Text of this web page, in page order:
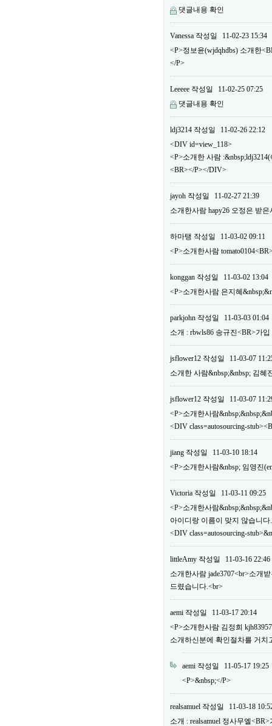
댓글내용 확인
Vanessa 작성일
11-02-23 15:34
<P>정보윤(wjdqhdbs) 소개한
</P>
Leeeee 작성일
11-02-25 07:25
댓글내용 확인
ldj3214 작성일
11-02-26 22:12
<DIV id=view_118>
<P>소개한 사람
<BR></P></DIV>
jayoh 작성일
11-02-27 21:39
소개한사람 hapy26 오정은 받
하마탱 작성일
11-03-02 09:11
<P>소개한사람
konggan 작성일
11-03-02 13:04
<P>소개한사람 은지혜
parkjohn 작성일
11-03-03 01:04
소개 : rbwls86 송규진<BR>가
jsflower12 작성일
11-03-07
소개한 사람&nbsp;&nbsp; 김혜
jsflower12 작성일
11-03-07
<P>소개한사람
<DIV class=autosourcing-
jiang 작성일
11-03-10 18:14
<P>소개한사람&nbsp; 임영진
Victoria 작성일
11-03-11 09:25
<P>소개한사람
아이디랑 이름이 맞지 않습니다.
<DIV class=autosourcing-
littleAmy 작성일
11-03-16 22:46
소개한사람 jade3707<br>소개
드렸습니다.<br>
aemi 작성일
11-03-17 20:14
<P>소개한사람 김정희
소개하신분에 확인절차를 거치
aemi 작성일
11-05-17 19:25
<P>&nbsp;</P>
realsamuel 작성일
11-03-18
소개 : realsamuel 정사무엘